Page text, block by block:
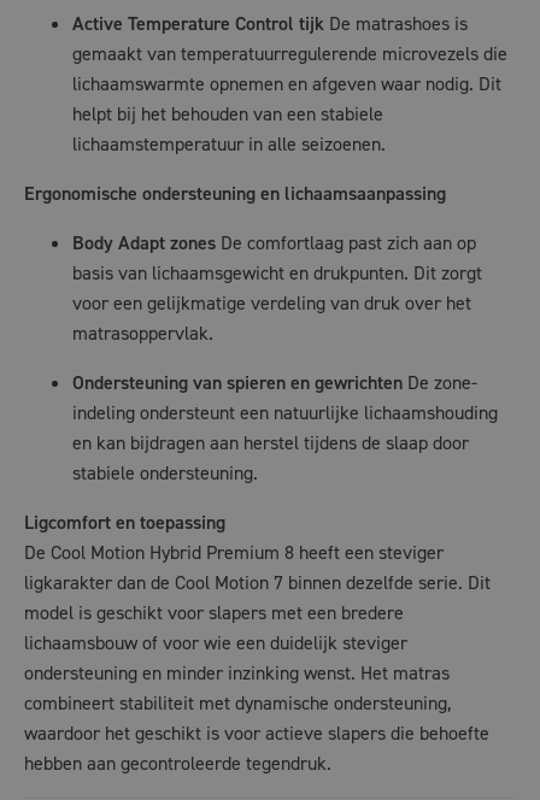
Active Temperature Control tijk De matrashoes is
gemaakt van temperatuurregulerende microvezels die
lichaamswarmte opnemen en afgeven waar nodig. Dit
helpt bij het behouden van een stabiele
lichaamstemperatuur in alle seizoenen.
Ergonomische ondersteuning en lichaamsaanpassing
Body Adapt zones De comfortlaag past zich aan op
basis van lichaamsgewicht en drukpunten. Dit zorgt
voor een gelijkmatige verdeling van druk over het
matrasoppervlak.
Ondersteuning van spieren en gewrichten De zone-
indeling ondersteunt een natuurlijke lichaamshouding
en kan bijdragen aan herstel tijdens de slaap door
stabiele ondersteuning.
Ligcomfort en toepassing
De Cool Motion Hybrid Premium 8 heeft een steviger
ligkarakter dan de Cool Motion 7 binnen dezelfde serie. Dit
model is geschikt voor slapers met een bredere
lichaamsbouw of voor wie een duidelijk steviger
ondersteuning en minder inzinking wenst. Het matras
combineert stabiliteit met dynamische ondersteuning,
waardoor het geschikt is voor actieve slapers die behoefte
hebben aan gecontroleerde tegendruk.